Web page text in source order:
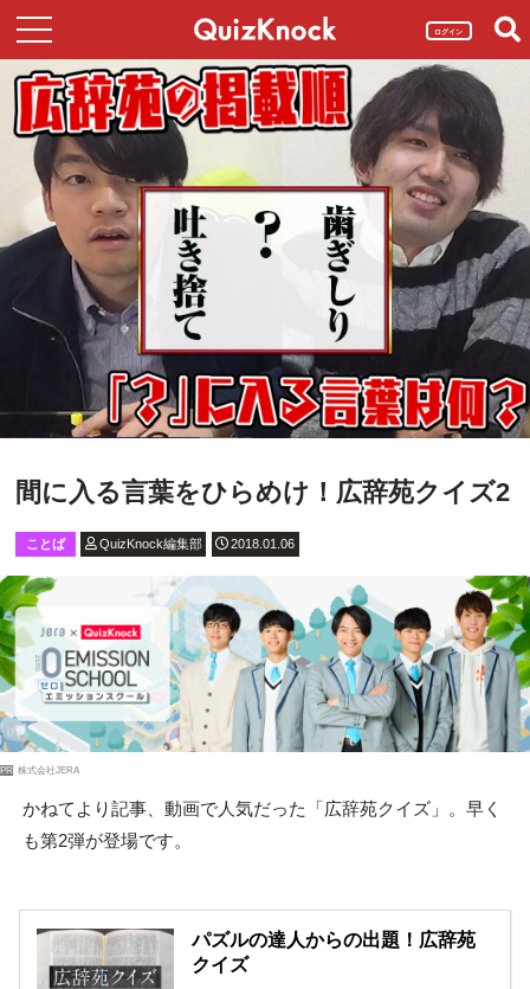
ログイン
間に入る言葉をひらめけ！広辞苑クイズ2
ことば QuizKnock編集部 2018.01.06
PR 株式会社JERA
かねてより記事、動画で人気だった「広辞苑クイズ」。早く
も第2弾が登場です。
パズルの達人からの出題！広辞苑
クイズ